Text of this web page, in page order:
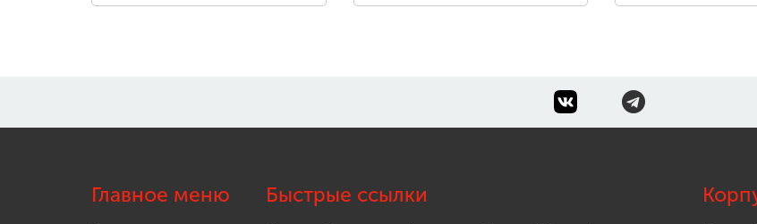
Главное меню Быстрые ссылки